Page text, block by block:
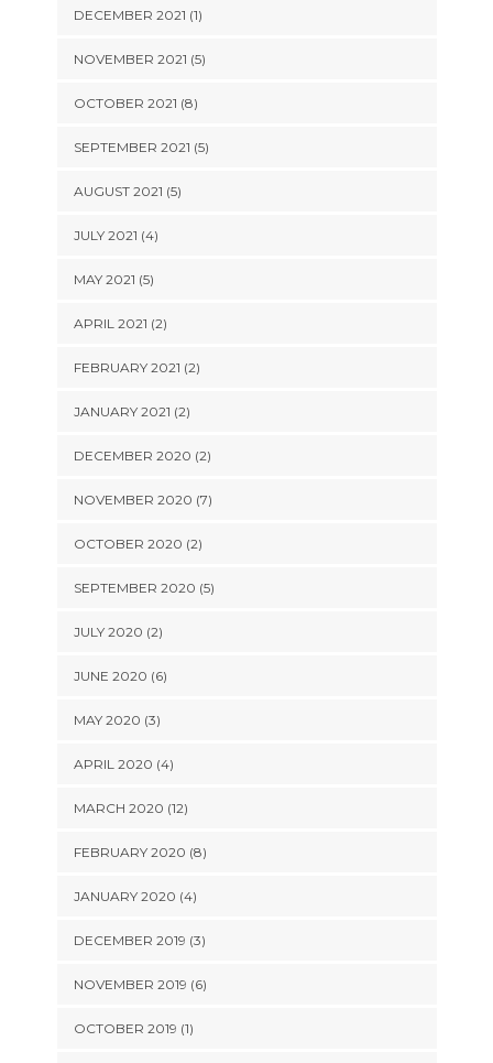
DECEMBER 2021 (1)
NOVEMBER 2021 (5)
OCTOBER 2021 (8)
SEPTEMBER 2021 (5)
AUGUST 2021 (5)
JULY 2021 (4)
MAY 2021 (5)
APRIL 2021 (2)
FEBRUARY 2021 (2)
JANUARY 2021 (2)
DECEMBER 2020 (2)
NOVEMBER 2020 (7)
OCTOBER 2020 (2)
SEPTEMBER 2020 (5)
JULY 2020 (2)
JUNE 2020 (6)
MAY 2020 (3)
APRIL 2020 (4)
MARCH 2020 (12)
FEBRUARY 2020 (8)
JANUARY 2020 (4)
DECEMBER 2019 (3)
NOVEMBER 2019 (6)
OCTOBER 2019 (1)